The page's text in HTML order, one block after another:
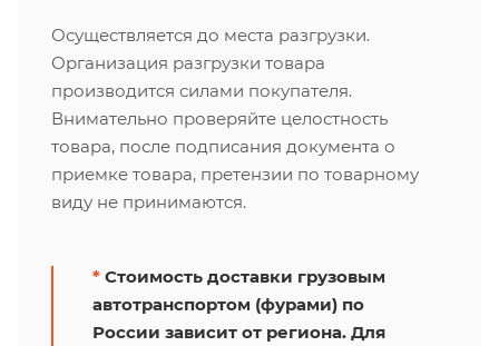
Осуществляется до места разгрузки.
Организация разгрузки товара
производится силами покупателя.
Внимательно проверяйте целостность
товара, после подписания документа о
приемке товара, претензии по товарному
виду не принимаются.
* Стоимость доставки грузовым
автотранспортом (фурами) по
России зависит от региона. Для